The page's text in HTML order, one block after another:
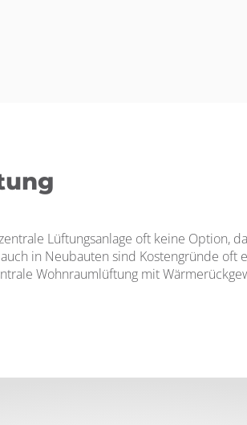
Lüftungsanlage oft keine Option,
in Neubauten sind Kostengründe oft
Wohnraumlüftung mit